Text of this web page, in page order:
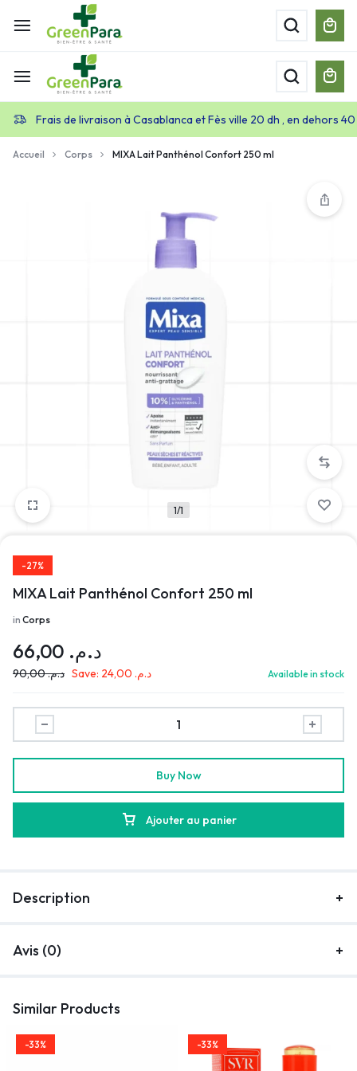
Frais de livraison à Casablanca et Fès ville 20 dh , en dehors
Accueil Corps MIXA Lait Panthénol Confort 250 ml
1/1
-27%
MIXA Lait Panthénol Confort 250 ml
in Corps
د.م.
د.م.90,00 Save: د.م. Available in stock
Ajouter au panier
Buy Now
Description
Avis (0)
Similar Products
-33% -33%